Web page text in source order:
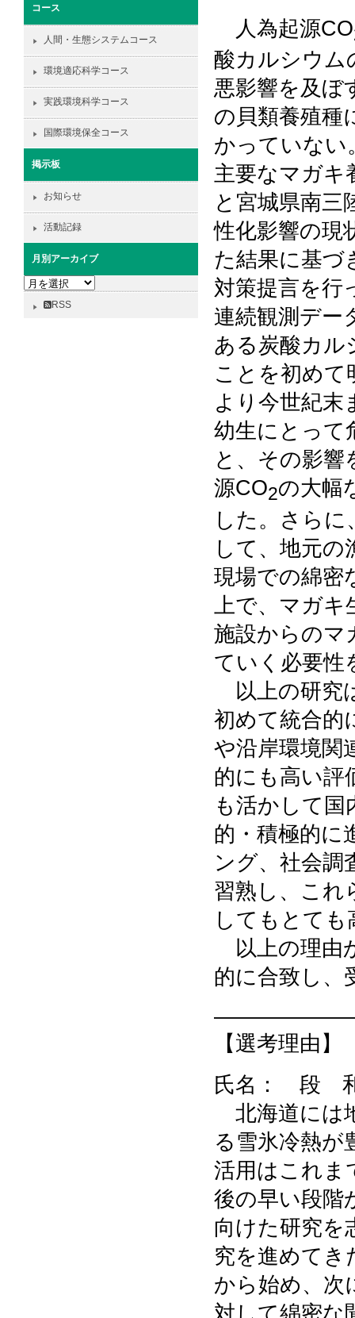
人為起源CO
酸カルシウム
悪影響を及ぼ
の貝類養殖種
かっていない
主要なマガキ
と宮城県南三
性化影響の現
た結果に基づ
対策提言を行
連続観測デー
ある炭酸カル
ことを初め
より今世紀末
幼生にとって
と、その影響
源CO2の大幅
した。さら
して、地元の
現場での綿密
上で、マガ
施設からのマ
ていく必要性
以上の研究
初めて統合的
や沿岸環境関
的にも高い評
も活かして国
的・積極的に
ング、社会調
習熟し、これ
してもとて
以上の理由
的に合致し、
【選考理由】
氏名： 段
北海道には
る雪氷冷熱が
活用はこれま
後の早い段階
向けた研究を
究を進めてき
から始め、次
対して綿密な
コース
人間・生態システムコース
環境適応科学コース
実践環境科学コース
国際環境保全コース
掲示板
お知らせ
活動記録
月別アーカイブ
月
RSS